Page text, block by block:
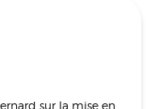
sur la mise en